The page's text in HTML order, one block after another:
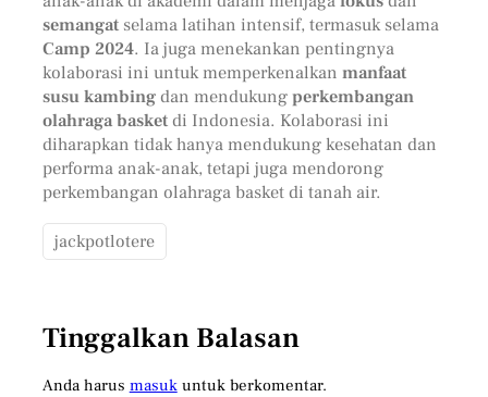
semangatselama latihan intensif, termasuk selama
Camp 2024. Ia juga menekankan pentingnya
kolaborasi ini untuk memperkenalkan manfaat
susu kambingdan mendukungperkembangan
olahraga basketdi Indonesia. Kolaborasi ini
diharapkan tidak hanya mendukung kesehatan dan
performa anak-anak, tetapi juga mendorong
perkembangan olahraga basket di tanah air.
jackpotlotere
Tinggalkan Balasan
Anda harus masukuntuk berkomentar.